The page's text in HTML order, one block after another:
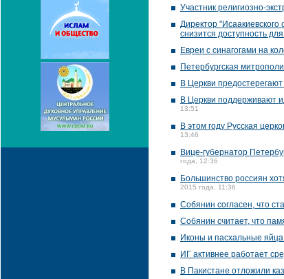
Участник религиозно-
Директор
снизится доступность
Евреи с синагогами на
Петербургская
В Церкви
В Церкви поддерживают
13:51
В этом году Русская
13:46
Вице-губернатор
года, 12:36
Большинство россиян
2015 года, 11:36
Собянин согласен, что
Собянин считает, что
Иконы и пасхальные
ИГ активнее работает
В Пакистане отложили